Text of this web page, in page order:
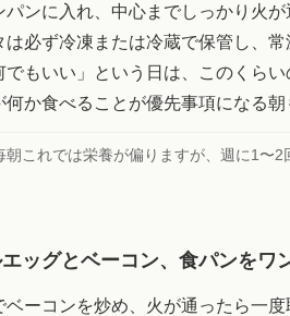
パンに入れ、中心までしっかり火
は必ず冷凍または冷蔵で保管し、
でもいい」という日は、このくら
何か食べることが優先事項になる朝
朝これでは栄養が偏りますが、週に1〜2
ッグとベーコン、食パンをワ
ベーコンを炒め、火が通ったら一